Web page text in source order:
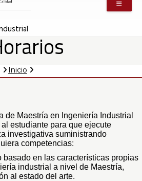
Inicio
de Maestría en Ingeniería Industrial
estudiante para que ejecute
investigativa suministrando
competencias:
basado en las características propias
industrial a nivel de Maestría,
al estado del arte.